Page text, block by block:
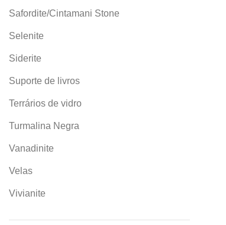
Safordite/Cintamani Stone
Selenite
Siderite
Suporte de livros
Terrários de vidro
Turmalina Negra
Vanadinite
Velas
Vivianite